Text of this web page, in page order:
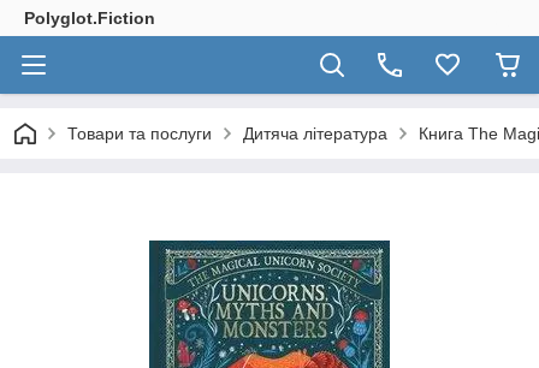
Polyglot.Fiction
Товари та послуги Дитяча література Книга The